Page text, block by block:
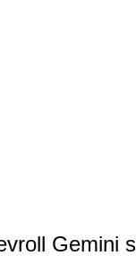
Gemini